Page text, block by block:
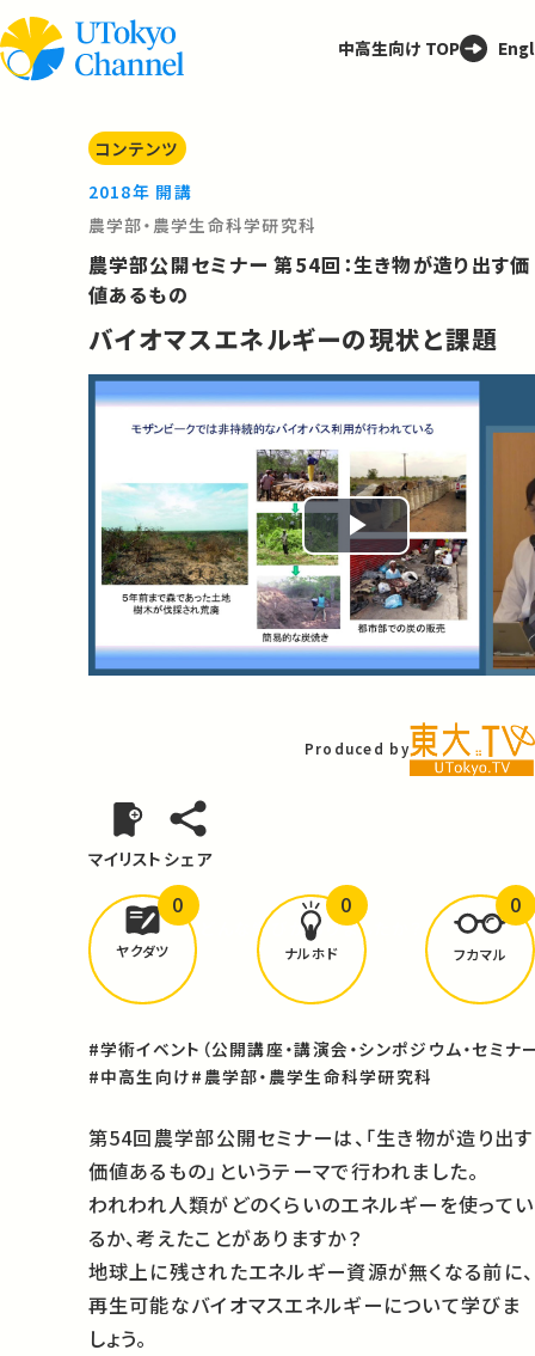
中高生向け TOP
コンテンツ
2018年 開講
農学部・農学生命科学研究科
農学部公開セミナー 第54回：生き物が造り出す価
値あるもの
バイオマスエネルギーの現状と課題
Play
Video
Produced by
マイリスト シェア
どんな学びがありましたか？
ヤクダツ
0
ナルホド
0
フカマル
0
#学術イベント（公開講座・講演会・シンポジウム・セミナ
#中高生向け#農学部・農学生命科学研究科
第54回農学部公開セミナーは、「生き物が造り出す
価値あるもの」というテーマで行われました。
われわれ人類がどのくらいのエネルギーを使ってい
るか、考えたことがありますか？
地球上に残されたエネルギー資源が無くなる前に、
再生可能なバイオマスエネルギーについて学びま
しょう。